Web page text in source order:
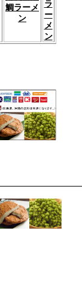
鯛ラーメ
ン
ラ
ー
メ
ン